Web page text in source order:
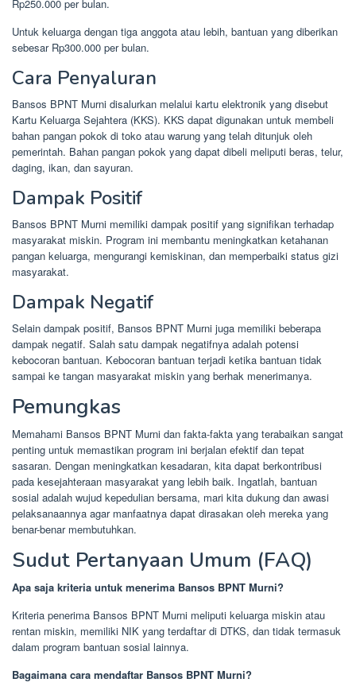
Rp250.000 per bulan.
Untuk keluarga dengan tiga anggota atau lebih, bantuan yang diberikan
sebesar Rp300.000 per bulan.
Cara Penyaluran
Bansos BPNT Murni disalurkan melalui kartu elektronik yang disebut
Kartu Keluarga Sejahtera (KKS). KKS dapat digunakan untuk membeli
bahan pangan pokok di toko atau warung yang telah ditunjuk oleh
pemerintah. Bahan pangan pokok yang dapat dibeli meliputi beras, telur,
daging, ikan, dan sayuran.
Dampak Positif
Bansos BPNT Murni memiliki dampak positif yang signifikan terhadap
masyarakat miskin. Program ini membantu meningkatkan ketahanan
pangan keluarga, mengurangi kemiskinan, dan memperbaiki status gizi
masyarakat.
Dampak Negatif
Selain dampak positif, Bansos BPNT Murni juga memiliki beberapa
dampak negatif. Salah satu dampak negatifnya adalah potensi
kebocoran bantuan. Kebocoran bantuan terjadi ketika bantuan tidak
sampai ke tangan masyarakat miskin yang berhak menerimanya.
Pemungkas
Memahami Bansos BPNT Murni dan fakta-fakta yang terabaikan sangat
penting untuk memastikan program ini berjalan efektif dan tepat
sasaran. Dengan meningkatkan kesadaran, kita dapat berkontribusi
pada kesejahteraan masyarakat yang lebih baik. Ingatlah, bantuan
sosial adalah wujud kepedulian bersama, mari kita dukung dan awasi
pelaksanaannya agar manfaatnya dapat dirasakan oleh mereka yang
benar-benar membutuhkan.
Sudut Pertanyaan Umum (FAQ)
Apa saja kriteria untuk menerima Bansos BPNT Murni?
Kriteria penerima Bansos BPNT Murni meliputi keluarga miskin atau
rentan miskin, memiliki NIK yang terdaftar di DTKS, dan tidak termasuk
dalam program bantuan sosial lainnya.
Bagaimana cara mendaftar Bansos BPNT Murni?